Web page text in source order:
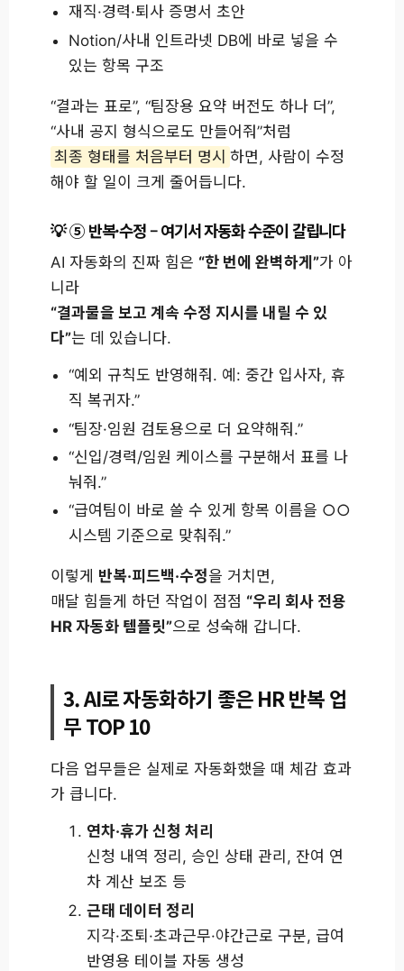
재직·경력·퇴사 증명서 초안
Notion/사내 인트라넷 DB에 바로 넣을 수
있는 항목 구조
“결과는 표로”, “팀장용 요약 버전도 하나 더”,
“사내 공지 형식으로도 만들어줘”처럼
최종 형태를 처음부터 명시 하면, 사람이 수정
해야 할 일이 크게 줄어듭니다.
⑤ 반복·수정 – 여기서 자동화 수준이 갈립니다
AI 자동화의 진짜 힘은 “한 번에 완벽하게”가 아
니라
“결과물을 보고 계속 수정 지시를 내릴 수 있
다”는 데 있습니다.
“예외 규칙도 반영해줘. 예: 중간 입사자, 휴
직 복귀자.”
“팀장·임원 검토용으로 더 요약해줘.”
“신입/경력/임원 케이스를 구분해서 표를 나
눠줘.”
“급여팀이 바로 쓸 수 있게 항목 이름을 ○○
시스템 기준으로 맞춰줘.”
이렇게 반복·피드백·수정을 거치면,
매달 힘들게 하던 작업이 점점 “우리 회사 전용
HR 자동화 템플릿”으로 성숙해 갑니다.
3. AI로 자동화하기 좋은 HR 반복 업
무 TOP 10
다음 업무들은 실제로 자동화했을 때 체감 효과
가 큽니다.
연차·휴가 신청 처리
신청 내역 정리, 승인 상태 관리, 잔여 연
차 계산 보조 등
근태 데이터 정리
지각·조퇴·초과근무·야간근로 구분, 급여
반영용 테이블 자동 생성